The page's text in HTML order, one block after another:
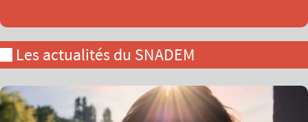
Les actualités du SNADEM